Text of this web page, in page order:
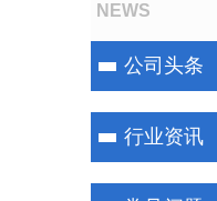
NEWS
公司头条
行业资讯